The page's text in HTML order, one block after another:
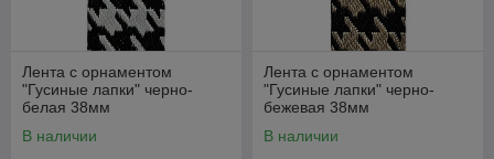
Лента с орнаментом
"Гусиные лапки" черно-
белая 38мм
В наличии
Лента с орнаментом
"Гусиные лапки" черно-
бежевая 38мм
В наличии